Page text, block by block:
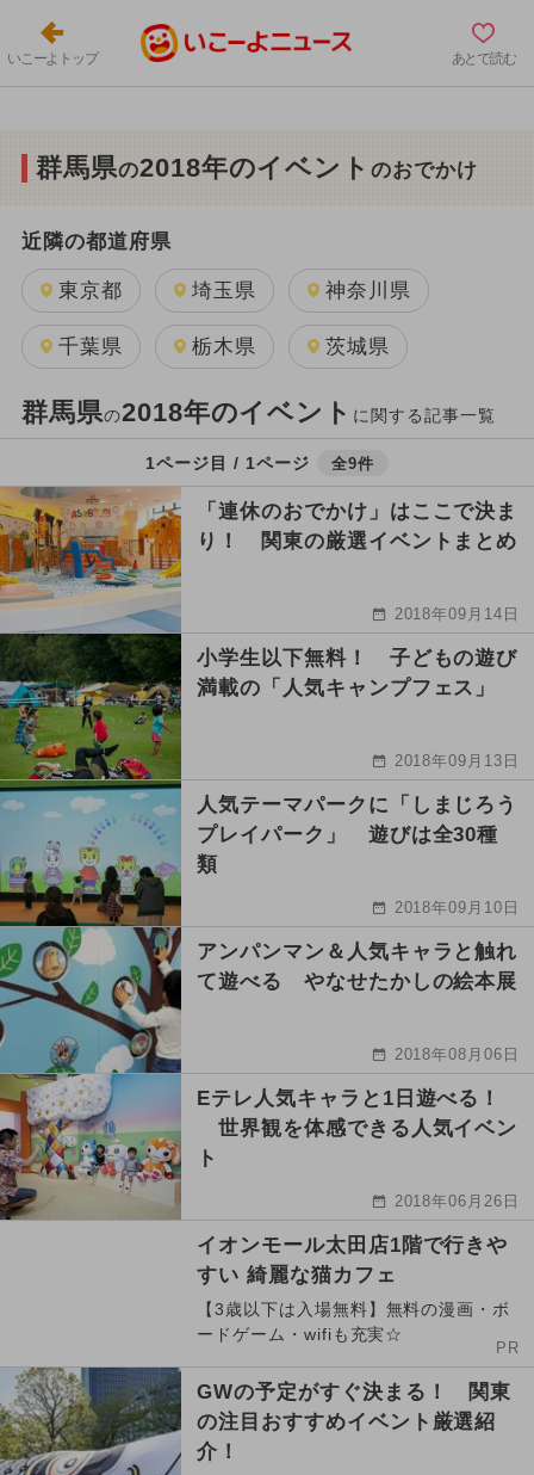
いこーよトップ あとで読む
群馬県の2018年のイベントのおでかけ
近隣の都道府県
東京都 埼玉県 神奈川県
千葉県 栃木県 茨城県
群馬県の2018年のイベント に関する記事一覧
1ページ目 / 1ページ 全9件
「連休のおでかけ」はここで決ま
り！ 関東の厳選イベントまとめ
2018年09月14日
小学生以下無料！ 子どもの遊び
満載の「人気キャンプフェス」
2018年09月13日
人気テーマパークに「しまじろう
プレイパーク」 遊びは全30種
類
2018年09月10日
アンパンマン＆人気キャラと触れ
て遊べる やなせたかしの絵本展
2018年08月06日
Eテレ人気キャラと1日遊べる！
世界観を体感できる人気イベン
ト
2018年06月26日
イオンモール太田店1階で行きや
すい 綺麗な猫カフェ
【3歳以下は入場無料】無料の漫画・ボ
ードゲーム・wifiも充実☆
PR
GWの予定がすぐ決まる！ 関東
の注目おすすめイベント厳選紹
介！